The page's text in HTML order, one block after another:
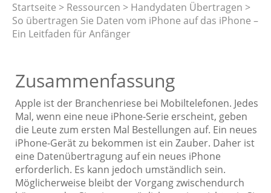
Startseite > Ressourcen > Handydaten Übertragen >
So übertragen Sie Daten vom iPhone auf das iPhone –
Ein Leitfaden für Anfänger
Zusammenfassung
Apple ist der Branchenriese bei Mobiltelefonen. Jedes
Mal, wenn eine neue iPhone-Serie erscheint, geben
die Leute zum ersten Mal Bestellungen auf. Ein neues
iPhone-Gerät zu bekommen ist ein Zauber. Daher ist
eine Datenübertragung auf ein neues iPhone
erforderlich. Es kann jedoch umständlich sein.
Möglicherweise bleibt der Vorgang zwischendurch